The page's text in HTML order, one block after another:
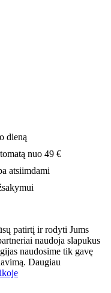
dieną
nuo 49 €
atsiimdami
patirtį ir rodyti Jums
naudoja slapukus
naudosime tik gavę
Daugiau